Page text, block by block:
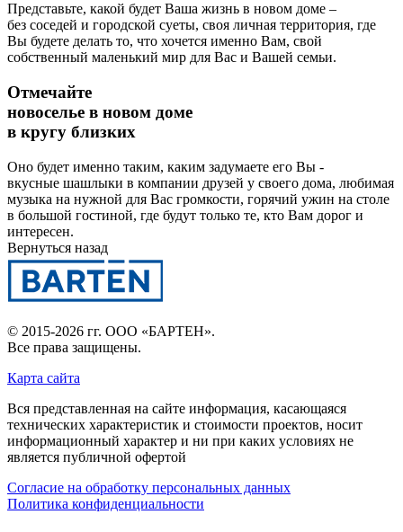
Представьте, какой будет Ваша жизнь в новом доме –
без соседей и городской суеты, своя личная территория, где
Вы будете делать то, что хочется именно Вам, свой
собственный маленький мир для Вас и Вашей семьи.
Отмечайте
новоселье в новом доме
в кругу близких
Оно будет именно таким, каким задумаете его Вы -
вкусные шашлыки в компании друзей у своего дома, любимая
музыка на нужной для Вас громкости, горячий ужин на столе
в большой гостиной, где будут только те, кто Вам дорог и
интересен.
Вернуться назад
© 2015-2026 гг. ООО «БАРТЕН».
Все права защищены.
Карта сайта
Вся представленная на сайте информация, касающаяся
технических характеристик и стоимости проектов, носит
информационный характер и ни при каких условиях не
является публичной офертой
Согласие на обработку персональных данных
Политика конфиденциальности